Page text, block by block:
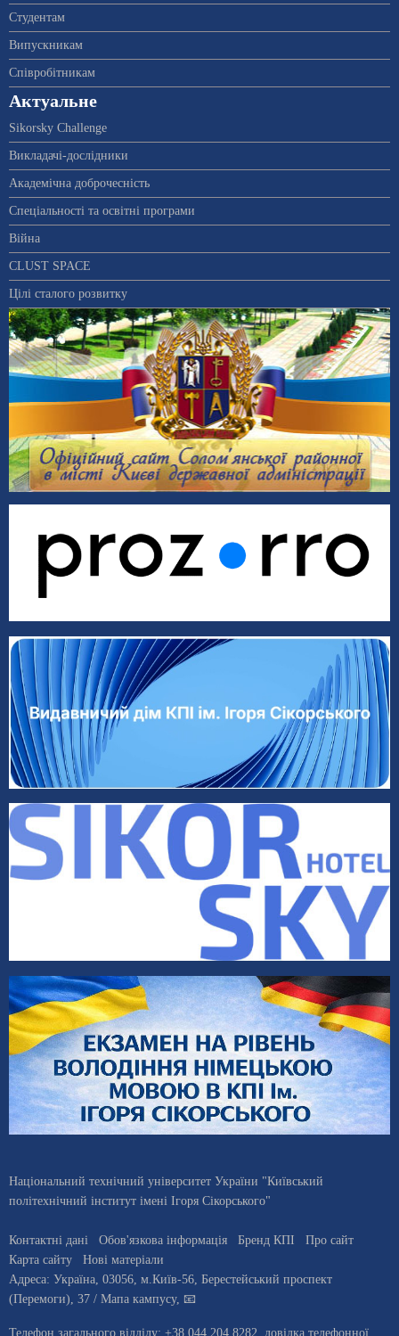
Студентам
Випускникам
Співробітникам
Актуальне
Sikorsky Challenge
Викладачі-дослідники
Академічна доброчесність
Спеціальності та освітні програми
Війна
CLUST SPACE
Цілі сталого розвитку
Національний технічний університет України "Київський
політехнічний інститут імені Ігоря Сікорського"
Контактні дані Обов'язкова інформація Бренд КПІ
Про сайт
Карта сайту
Нові матеріали
Адреса: Україна 03056 , м. Київ-56, Берестейський проспект
(Перемоги), 37 / Мапа кампусу, 📧
Телефон загального відділу: +38 044 204 8282 , довiдка телефонної